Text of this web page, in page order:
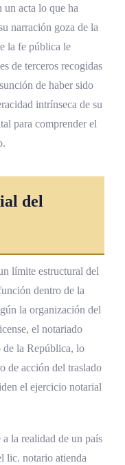
un acta lo que ha
narración goza de la
la fe pública le
de terceros recogidas
de haber sido
intrínseca de su
para comprender el
del
límite estructural del
dentro de la
la organización del
el notariado
de la República, lo
de acción del traslado
el ejercicio notarial
la realidad de un país
lic. notario atienda